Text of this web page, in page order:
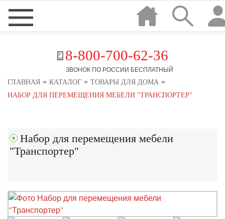
8-800-700-62-36
ЗВОНОК ПО РОССИИ БЕСПЛАТНЫЙ
ГЛАВНАЯ » КАТАЛОГ » ТОВАРЫ ДЛЯ ДОМА »
НАБОР ДЛЯ ПЕРЕМЕЩЕНИЯ МЕБЕЛИ "ТРАНСПОРТЕР"
Набор для перемещения мебели
"Транспортер"